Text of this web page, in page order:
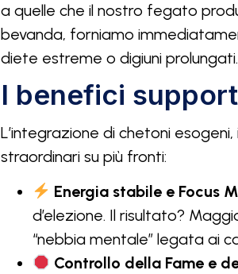
a quelle che il nostro fegato
bevanda, forniamo
diete estreme o digiuni prolungati.
I benefici
L’integrazione di chetoni
straordinari su più fronti:
Energia stabile e Focus
d’elezione. Il risultato?
“nebbia mentale” legata ai
Controllo della Fame e